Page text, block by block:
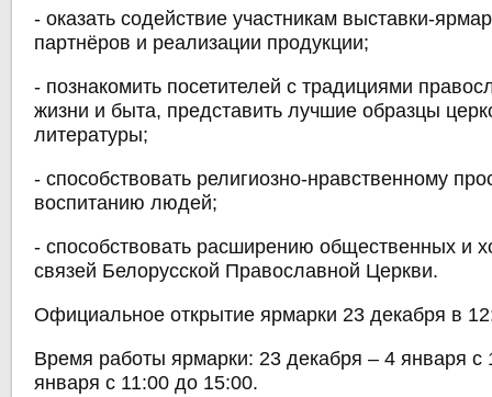
- оказать содействие участникам выставки-
партнёров и реализации продукции;
- познакомить посетителей с традициями
жизни и быта, представить лучшие образцы
литературы;
- способствовать религиозно-нравственному
воспитанию людей;
- способствовать расширению общественных и
связей Белорусской Православной Церкви.
Официальное открытие ярмарки 23 декабря в
Время работы ярмарки: 23 декабря – 4 января с
января с 11:00 до 15:00.